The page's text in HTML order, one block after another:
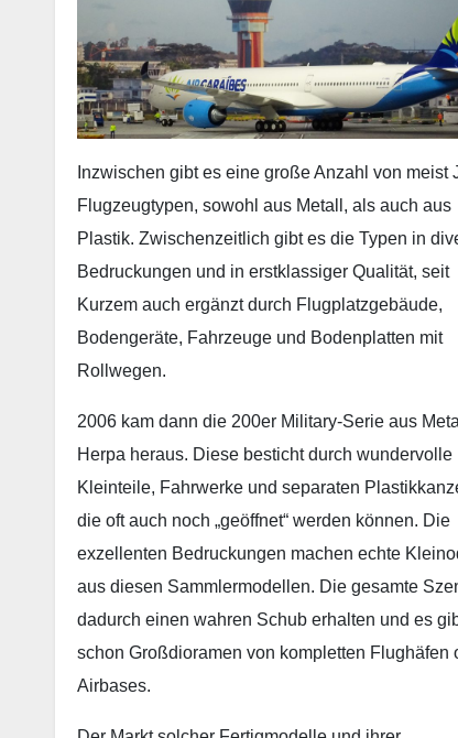
Inzwischen gibt es eine große Anzahl von meist
Flugzeugtypen, sowohl aus Metall, als auch aus
Plastik. Zwischenzeitlich gibt es die Typen in
Bedruckungen und in erstklassiger Qualität, seit
Kurzem auch ergänzt durch Flugplatzgebäude,
Bodengeräte, Fahrzeuge und Bodenplatten mit
Rollwegen.
2006 kam dann die 200er Military-Serie aus
Herpa heraus. Diese besticht durch wundervolle
Kleinteile, Fahrwerke und separaten
die oft auch noch „geöffnet“ werden können. Die
exzellenten Bedruckungen machen echte
aus diesen Sammlermodellen. Die gesamte
dadurch einen wahren Schub erhalten und es
schon Großdioramen von kompletten Flughäfen
Airbases.